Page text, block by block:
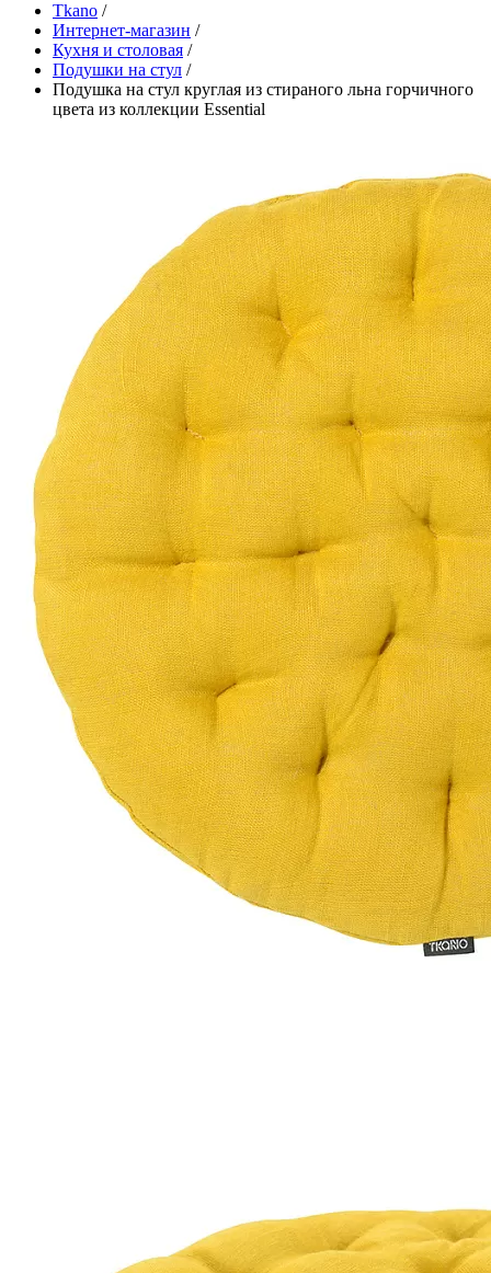
Tkano /
Интернет-магазин /
Кухня и столовая /
Подушки на стул /
Подушка на стул круглая из стираного льна горчичного
цвета из коллекции Essential